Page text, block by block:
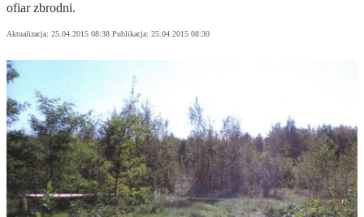
ofiar zbrodni.
Aktualizacja: 25.04.2015 08:38 Publikacja: 25.04.2015 08:30